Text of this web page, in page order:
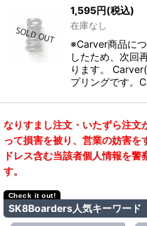
1,595円(税込)
在庫なし
※Carver商品に
したため、次回
ります。
プリングです。
なりすまし注文・いたずら注文
って損害を被り、営業の妨害
ドレス含む当該者個人情報を
す。
SK8Boarders人気キーワード